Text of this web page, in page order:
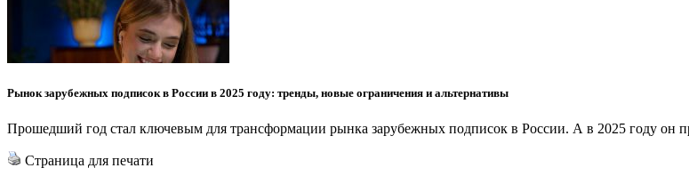
Рынок зарубежных подписок в России в 2025 году: тренды, новые ограничения и альтернативы
Прошедший год стал ключевым для трансформации рынка зарубежных подписок в России. А в 2025 году он
Страница для печати